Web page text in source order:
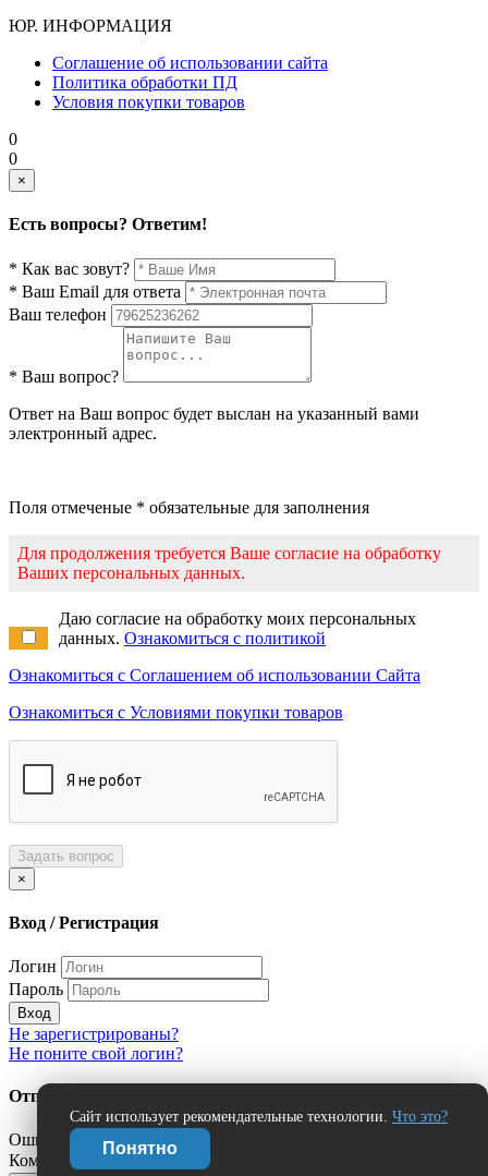
ЮР. ИНФОРМАЦИЯ
Соглашение об использовании сайта
Политика обработки ПД
Условия покупки товаров
Сайт использует рекомендательные технологии. Что это?
Понятно
0
0
×
Есть вопросы? Ответим!
* Как вас зовут?
* Ваш Email для ответа
Ваш телефон
* Ваш вопрос?
Ответ на Ваш вопрос будет выслан на указанный вами
электронный адрес.
Поля отмеченые * обязательные для заполнения
Для продолжения требуется Ваше согласие на обработку
Ваших персональных данных.
Даю согласие на обработку моих персональных
данных. Ознакомиться с политикой
Ознакомиться с Соглашением об использовании Сайта
Ознакомиться с Условиями покупки товаров
Задать вопрос
×
Вход / Регистрация
Логин
Пароль
Вход
Не зарегистрированы?
Не поните свой логин?
Отправить сообщение об ошибке?
Ошибка:
Комментарий (дополнительно)